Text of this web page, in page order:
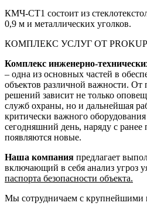
КМЧ-СТ1 состоит из
0,9 м и металлических уголков.
КОМПЛЕКС УСЛУГ ОТ
Комплекс инженерно-
– одна из основных частей в
объектов различной важности. От
решений зависит не только
служб охраны, но и дальнейшая
критически важного
сегодняшний день, наряду с
появляются новые.
Наша компания предлагает
включающий в себя анализ угроз
паспорта безопасности объекта.
Мы сотрудничаем с крупнейшими